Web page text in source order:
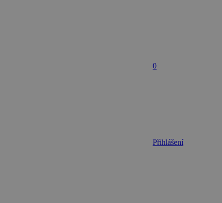
0
Přihlášení